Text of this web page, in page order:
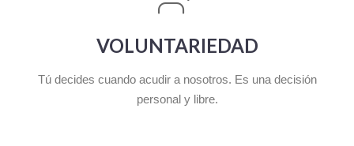
VOLUNTARIEDAD
Tú decides cuando acudir a nosotros. Es una decisión
personal y libre.